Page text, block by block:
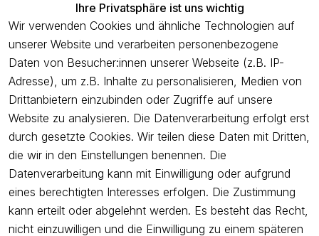
Ihre Privatsphäre ist uns wichtig
Wir verwenden Cookies und ähnliche Technologien auf
unserer Website und verarbeiten personenbezogene
Daten von Besucher:innen unserer Webseite (z.B. IP-
Adresse), um z.B. Inhalte zu personalisieren, Medien von
Drittanbietern einzubinden oder Zugriffe auf unsere
Website zu analysieren. Die Datenverarbeitung erfolgt erst
durch gesetzte Cookies. Wir teilen diese Daten mit Dritten,
die wir in den Einstellungen benennen. Die
Datenverarbeitung kann mit Einwilligung oder aufgrund
eines berechtigten Interesses erfolgen. Die Zustimmung
kann erteilt oder abgelehnt werden. Es besteht das Recht,
nicht einzuwilligen und die Einwilligung zu einem späteren
Service
Unternehmen
Newsletter
Freue dich über 5€ Rabatt bei deiner nächsten Bestellung und
profitiere von Angeboten.
Newsletter abonnieren